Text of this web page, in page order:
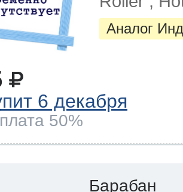
Аналог
6 декабря
50%
Барабан